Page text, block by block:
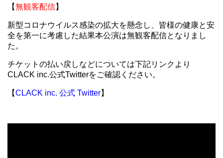
【無観客配信】
新型コロナウイルス感染の拡大を懸念し、皆様の健康と安
全を第一に考慮した結果本公演は無観客配信となりまし
た。
チケットの払い戻しなどについては下記リンクより
CLACK inc.公式Twitterをご確認ください。
【CLACK inc. 公式 Twitter】